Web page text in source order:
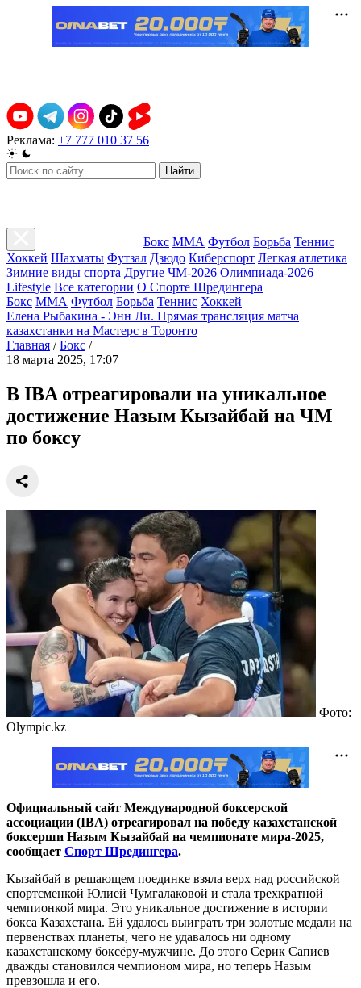
Реклама: +7 777 010 37 56
Найти
Бокс ММА Футбол Борьба Теннис
Хоккей Шахматы Футзал Дзюдо Киберспорт Легкая атлетика
Зимние виды спорта Другие ЧМ-2026 Олимпиада-2026
Lifestyle Все категории О Спорте Шредингера
Бокс ММА Футбол Борьба Теннис Хоккей
Елена Рыбакина - Энн Ли. Прямая трансляция матча
казахстанки на Мастерс в Торонто
Главная / Бокс /
18 марта 2025, 17:07
В IBA отреагировали на уникальное
достижение Назым Кызайбай на ЧМ
по боксу
Фото:
Olympic.kz
Официальный сайт Международной боксерской
ассоциации (IBA) отреагировал на победу казахстанской
боксерши Назым Кызайбай на чемпионате мира-2025,
сообщает Спорт Шредингера.
Кызайбай в решающем поединке взяла верх над российской
спортсменкой Юлией Чумгалаковой и стала трехкратной
чемпионкой мира. Это уникальное достижение в истории
бокса Казахстана. Ей удалось выиграть три золотые медали на
первенствах планеты, чего не удавалось ни одному
казахстанскому боксёру-мужчине. До этого Серик Сапиев
дважды становился чемпионом мира, но теперь Назым
превзошла и его.